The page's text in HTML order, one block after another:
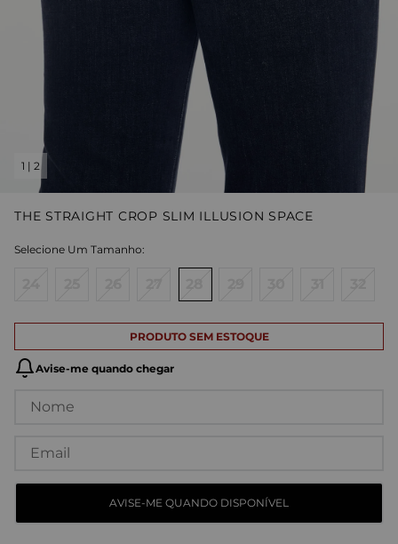
1 | 2
THE STRAIGHT CROP SLIM ILLUSION SPACE